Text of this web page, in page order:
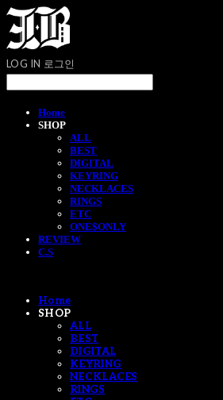
LOG IN 로그인
Home
SHOP
ALL
BEST
DIGITAL
KEYRING
NECKLACES
RINGS
ETC
ONE$ONLY
REVIEW
C.S
Home
SHOP
ALL
BEST
DIGITAL
KEYRING
NECKLACES
RINGS